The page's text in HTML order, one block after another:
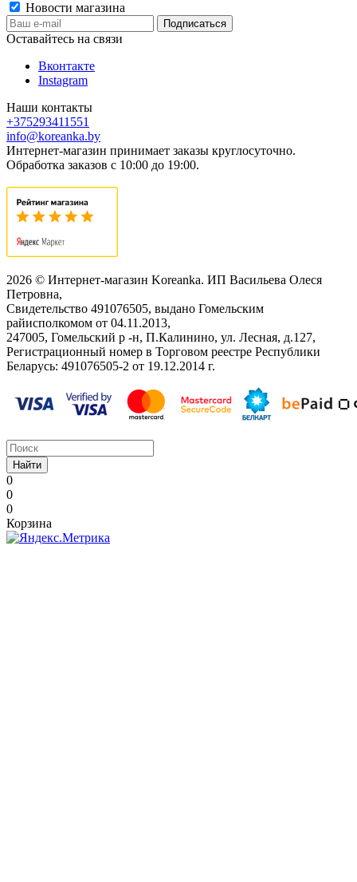
Новости магазина
Оставайтесь на связи
Вконтакте
Instagram
Наши контакты
+375293411551
info@koreanka.by
Интернет-магазин принимает заказы круглосуточно.
Обработка заказов с 10:00 до 19:00.
2026 © Интернет-магазин Koreanka. ИП Васильева Олеся
Петровна,
Свидетельство ‎491076505, выдано Гомельским
райисполкомом от 04.11.2013,
247005, Гомельский р -н, П.Калинино, ул. Лесная, д.127,
Регистрационный номер в Торговом реестре Республики
Беларусь: ‎491076505-2 от 19.12.2014 г.
Найти
0
0
0
Корзина